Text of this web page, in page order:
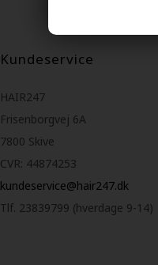
Kundeservice
HAIR247
Frisenborgvej 6A
7800 Skive
CVR: 44874253
kundeservice@hair247.dk
Tlf. 23839799 (hverdage 9-14)